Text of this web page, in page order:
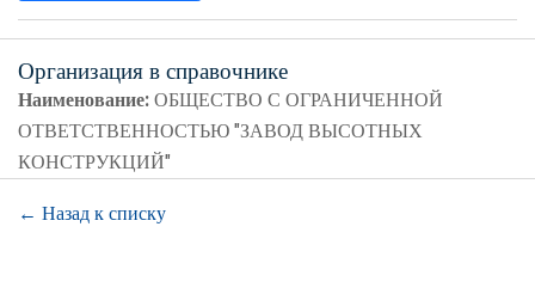
Организация в справочнике
Наименование:ОБЩЕСТВО С ОГРАНИЧЕННОЙ
ОТВЕТСТВЕННОСТЬЮ "ЗАВОД ВЫСОТНЫХ
КОНСТРУКЦИЙ"
← Назад к списку